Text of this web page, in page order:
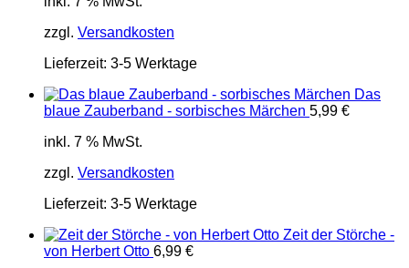
zzgl. Versandkosten
Lieferzeit: 3-5 Werktage
Das
blaue Zauberband - sorbisches Märchen 5,99 €
inkl. 7 % MwSt.
zzgl. Versandkosten
Lieferzeit: 3-5 Werktage
Zeit der Störche -
von Herbert Otto 6,99 €